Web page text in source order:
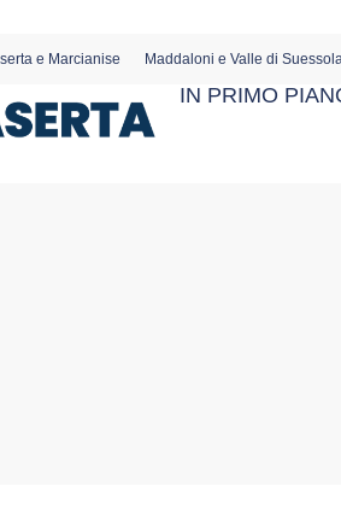
e Marcianise Maddaloni e Valle di
IN PRIMO